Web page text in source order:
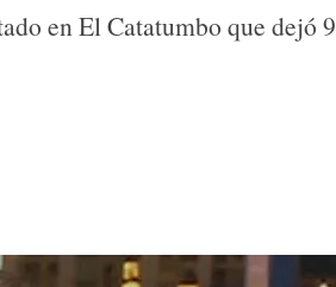
en El Catatumbo que dejó 9